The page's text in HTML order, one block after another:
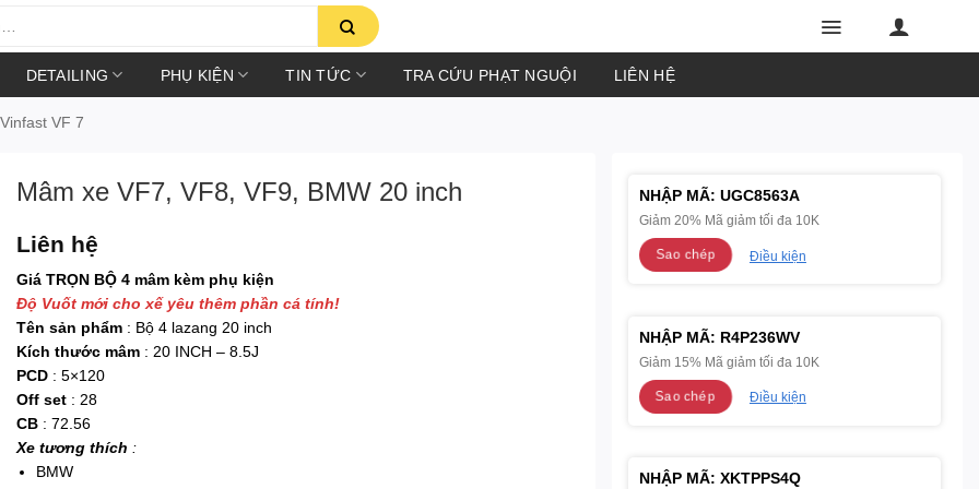
DETAILING PHỤ KIỆN TIN TỨC TRA CỨU PHẠT NGUỘI LIÊN HỆ
VF 7
Mâm xe VF7, VF8, VF9, BMW 20 inch
Liên hệ
Giá TRỌN BỘ 4 mâm kèm phụ kiện
Độ Vuốt mới cho xế yêu thêm phần cá tính!
Tên sản phẩm : Bộ 4 lazang 20 inch
Kích thước mâm : 20 INCH – 8.5J
PCD : 5×120
Off set : 28
CB : 72.56
Xe tương thích :
BMW
NHẬP MÃ: UGC8563A
Giảm 20% Mã giảm tối đa 10K
Sao chép Điều kiện
NHẬP MÃ: R4P236WV
Giảm 15% Mã giảm tối đa 10K
Sao chép Điều kiện
NHẬP MÃ: XKTPPS4Q